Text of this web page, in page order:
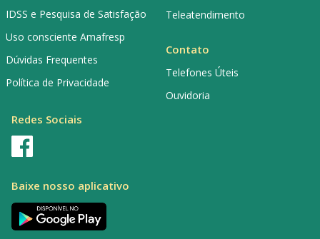
IDSS e Pesquisa de Satisfação
Uso consciente Amafresp
Dúvidas Frequentes
Política de Privacidade
Teleatendimento
Contato
Telefones Úteis
Ouvidoria
Redes Sociais
Baixe nosso aplicativo